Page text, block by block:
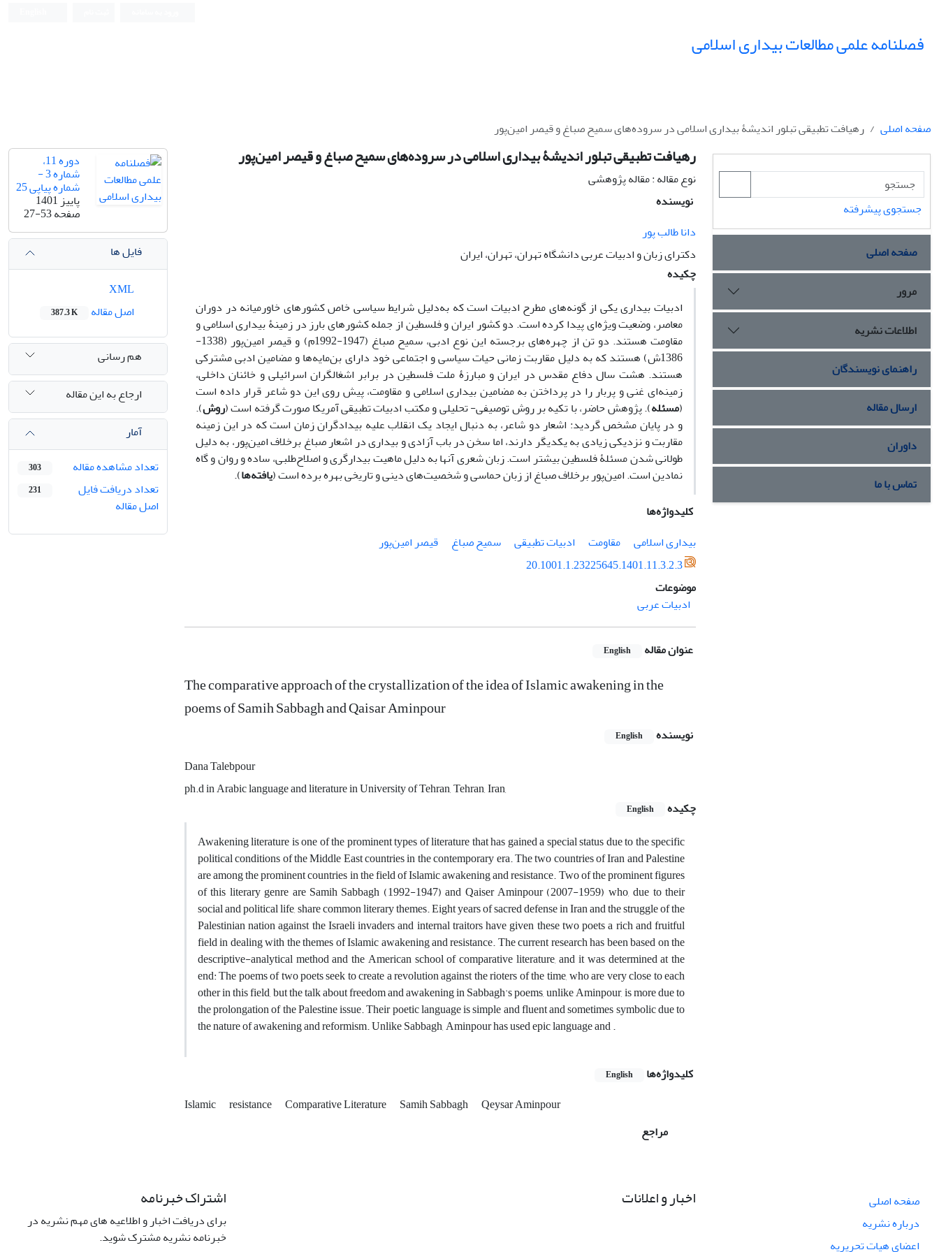
فصلنامه علمی مطالعات بیداری اسلامی
صفحه اصلی رهیافت تطبیقی تبلور اندیشۀ بیداری اسلامی در سروده‌های سمیح صباغ و قیصر امین‌پور
رهیافت تطبیقی تبلور اندیشۀ بیداری اسلامی در سروده‌های سمیح صباغ و قیصر امین‌پور
نوع مقاله : مقاله پژوهشی
نویسنده
دانا طالب پور
دکترای زبان و ادبیات عربی دانشگاه تهران، تهران، ایران
چکیده
ادبیات بیداری یکی از گونه‌های مطرح ادبیات است که به‌دلیل شرایط سیاسی خاص کشورهای خاورمیانه در دوران
معاصر، وضعیت ویژه‌ای پیدا کرده است. دو کشور ایران و فلسطین از جمله کشورهای بارز در زمینۀ بیداری اسلامی و
مقاومت هستند. دو تن از چهره‌های برجسته این نوع ادبی، سمیح صباغ (1947-1992م) و قیصر امین‌پور (1338-
1386ش) هستند که به دلیل مقاربت زمانی حیات سیاسی و اجتماعی خود دارای بن‌مایه‌ها و مضامین ادبی مشترکی
هستند. هشت سال دفاع مقدس در ایران و مبارزۀ ملت فلسطین در برابر اشغالگران اسرائیلی و خائنان داخلی،
زمینه‌ای غنی و پربار را در پرداختن به مضامین بیداری اسلامی و مقاومت، پیش روی این دو شاعر قرار داده است
(مسئله). پژوهش حاضر، با تکیه بر روش توصیفی- تحلیلی و مکتب ادبیات تطبیقی آمریکا صورت گرفته است (روش).
و در پایان مشخص گردید: اشعار دو شاعر، به دنبال ایجاد یک انقلاب علیه بیدادگران زمان است که در این زمینه
مقاربت و نزدیکی زیادی به یکدیگر دارند، اما سخن در باب آزادی و بیداری در اشعار صباغ برخلاف امین‌پور، به دلیل
طولانی شدن مسئلۀ فلسطین بیشتر است. زبان شعری آنها به دلیل ماهیت بیدارگری و اصلاح‌طلبی، ساده و روان و گاه
نمادین است. امین‌پور برخلاف صباغ از زبان حماسی و شخصیت‌های دینی و تاریخی بهره برده است (یافته‌ها).
کلیدواژه‌ها
بیداری اسلامی
مقاومت ادبیات تطبیقی سمیح صباغ
قیصر امین‌پور
20.1001.1.23225645.1401.11.3.2.3
موضوعات
ادبیات عربی
عنوان مقاله English
The comparative approach of the crystallization of the idea of Islamic awakening in the
poems of Samih Sabbagh and Qaisar Aminpour
نویسنده English
Dana Talebpour
ph.d in Arabic language and literature in University of Tehran, Tehran, Iran,
چکیده
English
Awakening literature is one of the prominent types of literature that has gained a special status due to the specific
political conditions of the Middle East countries in the contemporary era. The two countries of Iran and Palestine
are among the prominent countries in the field of Islamic awakening and resistance. Two of the prominent figures
of this literary genre are Samih Sabbagh (1992-1947) and Qaiser Aminpour (2007-1959) who, due to their
social and political life, share common literary themes. Eight years of sacred defense in Iran and the struggle of the
Palestinian nation against the Israeli invaders and internal traitors have given these two poets a rich and fruitful
field in dealing with the themes of Islamic awakening and resistance. The current research has been based on the
descriptive-analytical method and the American school of comparative literature, and it was determined at the
end: The poems of two poets seek to create a revolution against the rioters of the time, who are very close to each
other in this field, but the talk about freedom and awakening in Sabbagh's poems, unlike Aminpour, is more due to
the prolongation of the Palestine issue. Their poetic language is simple and fluent and sometimes symbolic due to
the nature of awakening and reformism. Unlike Sabbagh, Aminpour has used epic language and .
کلیدواژه‌ها English
Islamic resistance Comparative Literature Samih Sabbagh
Qeysar Aminpour
مراجع
دوره 11،
شماره 3 -
شماره پیاپی 25
پاییز 1401
صفحه27-53
فایل ها
اصل مقاله
387.3 K
هم رسانی
ارجاع به این مقاله
آمار
تعداد مشاهده مقاله
303
تعداد دریافت فایل
اصل مقاله
231
جستجوی پیشرفته
صفحه اصلی
مرور
اطلاعات نشریه
راهنمای نویسندگان
ارسال مقاله
داوران
تماس با ما
صفحه اصلی
درباره نشریه
اعضای هیات تحریریه
اخبار و اعلانات اشتراک خبرنامه
برای دریافت اخبار و اطلاعیه های مهم نشریه در
خبرنامه نشریه مشترک شوید.